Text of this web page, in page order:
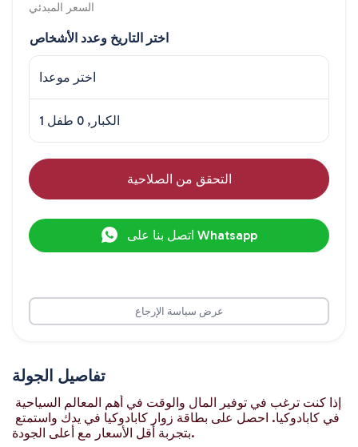
السعر المبدئي
اختر التاريخ وعدد الأشخاص
اختر موعدا
1 الكبار, 0 طفل
التحقق من الصلاحية
اتصل بنا على Whatsapp
عرض سياسة الإرجاع
تفاصيل الجولة
بتجربة أقل الأسعار مع أعلى الجودة.